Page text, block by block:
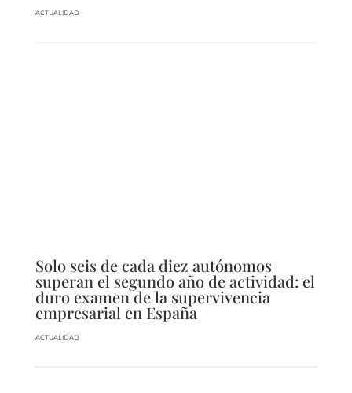
ACTUALIDAD
Solo seis de cada diez autónomos
superan el segundo año de actividad: el
duro examen de la supervivencia
empresarial en España
ACTUALIDAD